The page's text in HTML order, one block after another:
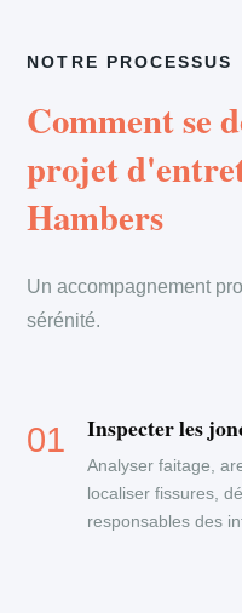
NOTRE PROCESSUS
Comment se
projet
Hambers
Un accompagnement
sérénité.
Inspecter les
Analyser faitage,
localiser fissures,
responsables des